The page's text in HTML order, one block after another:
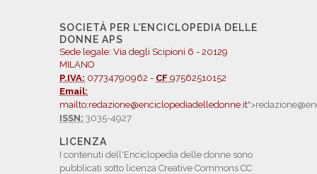
SOCIETÀ PER L'ENCICLOPEDIA DELLE
DONNE APS
Sede legale: Via degli Scipioni 6 - 20129
MILANO
P.IVA: 07734790962 - CF 97562510152
Email:
mailto:redazione@enciclopediadelledonne.it
ISSN: 3035-4927
LICENZA
I contenuti dell'Enciclopedia delle donne sono
pubblicati sotto licenza Creative Commons CC